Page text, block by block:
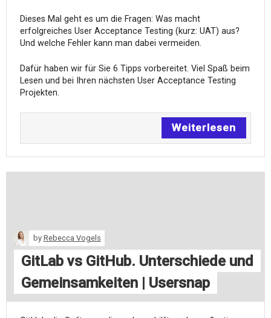
Dieses Mal geht es um die Fragen: Was macht
erfolgreiches User Acceptance Testing (kurz: UAT) aus?
Und welche Fehler kann man dabei vermeiden.
Dafür haben wir für Sie 6 Tipps vorbereitet. Viel Spaß beim
Lesen und bei Ihren nächsten User Acceptance Testing
Projekten.
Weiterlesen
by Rebecca Vogels
GitLab vs GitHub. Unterschiede und
Gemeinsamkeiten | Usersnap